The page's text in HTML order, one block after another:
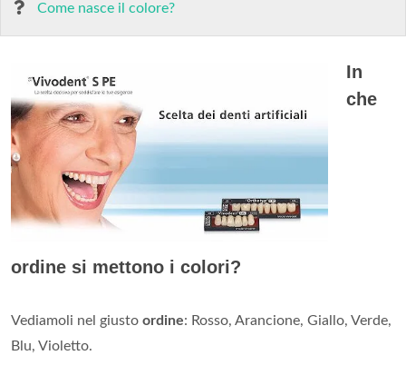
Come nasce il colore?
In
che
ordine si mettono i colori?
Vediamoli nel giusto ordine: Rosso, Arancione, Giallo, Verde,
Blu, Violetto.